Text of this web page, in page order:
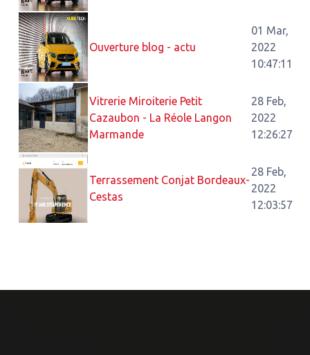
Ouverture blog - actu
01 Mar,
2022
10:47:11
Vitrerie Miroiterie Petit
Cazaubon - La Réole Langon
Marmande
28 Feb,
2022
12:26:27
Terrassement Conjat Bordeaux-
Cestas
28 Feb,
2022
12:03:57